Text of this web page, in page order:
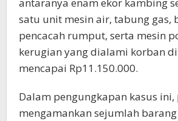
antaranya enam ekor kambing
satu unit mesin air, tabung gas,
pencacah rumput, serta mesin
kerugian yang dialami korban
mencapai Rp11.150.000.
Dalam pengungkapan kasus
mengamankan sejumlah